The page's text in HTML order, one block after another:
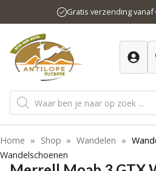
naar
inhoud
Gratis verzending vanaf
Producten
zoeken
Home » Shop » Wandelen »
Wandelschoenen